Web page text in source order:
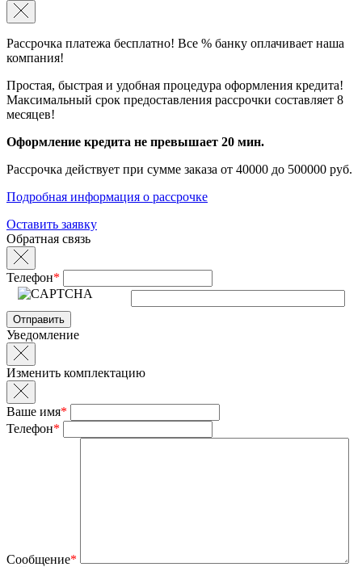
Рассрочка платежа бесплатно! Все % банку оплачивает наша
компания!
Простая, быстрая и удобная процедура оформления кредита!
Максимальный срок предоставления рассрочки составляет 8
месяцев!
Оформление кредита не превышает 20 мин.
Рассрочка действует при сумме заказа от 40000 до 500000 руб.
Подробная информация о рассрочке
Оставить заявку
Обратная связь
Телефон*
Уведомление
Изменить комплектацию
Ваше имя*
Телефон*
Сообщение*